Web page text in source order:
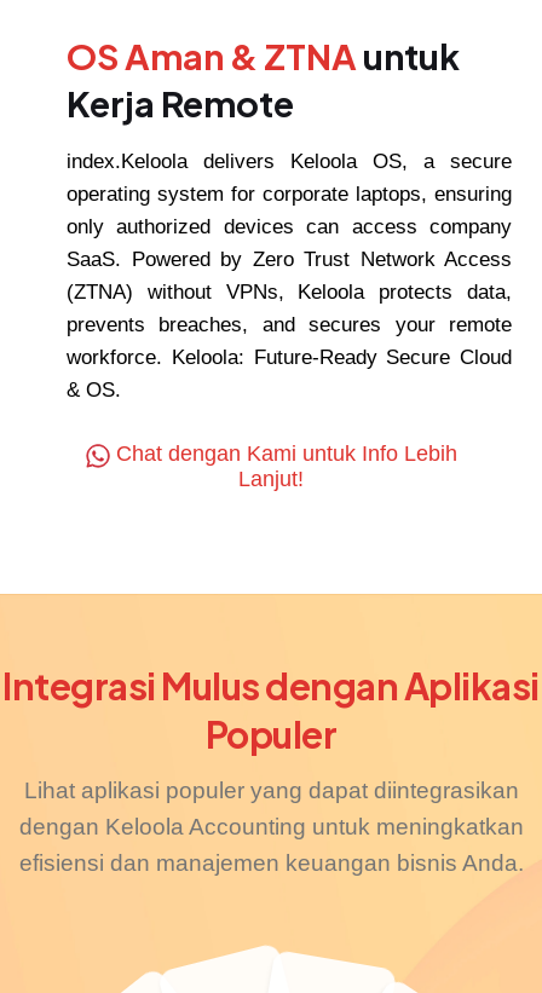
OS Aman & ZTNAuntuk
Kerja Remote
index.Keloola delivers Keloola OS, a secure
operating system for corporate laptops, ensuring
only authorized devices can access company
SaaS. Powered by Zero Trust Network Access
(ZTNA) without VPNs, Keloola protects data,
prevents breaches, and secures your remote
workforce. Keloola: Future-Ready Secure Cloud
& OS.
Chat dengan Kami untuk Info Lebih
Lanjut!
Integrasi Mulus dengan Aplikasi
Populer
Lihat aplikasi populer yang dapat diintegrasikan
dengan Keloola Accounting untuk meningkatkan
efisiensi dan manajemen keuangan bisnis Anda.